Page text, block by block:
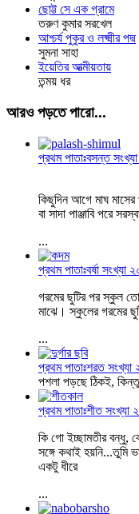
ছোট্ট সে এক গ্রামে
তরুণ কুমার সরখেল
আশ্চর্য পুকুর ও লক্ষ্মীর পদ্ম
সুমনা সাহা
ইয়েতির আত্মীয়তায়
তন্ময় ধর
আরও পড়তে পারো...
প্রথম পাতাঃবসন্ত
কিছুদিন আগে মাঘ
বা সাদা পাঞ্জাবি পরে
...
প্রথম পাতাঃবর্ষা সংখ্যা
গরমের ছুটির পর স্কুল তো
মাঝে। স্কুলের গরমের
...
প্রথম পাতাঃশরত সংখ্যা
পশলা পড়ছে ঠিকই,
প্রথম পাতাঃশীত সংখ্যা
কি গো ইচ্ছামতীর
সঙ্গে কথাই
একটু ধীরে
...